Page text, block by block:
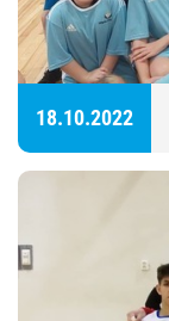
18.10.2022